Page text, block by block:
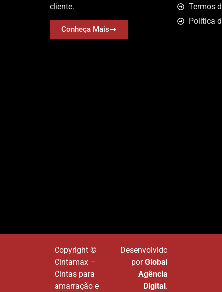
cliente.
Conheça Mais
Termos
Política
Copyright ©
Cintamax –
Cintas para
amarração e
Desenvolvido
porGlobal
Agência
Digital.